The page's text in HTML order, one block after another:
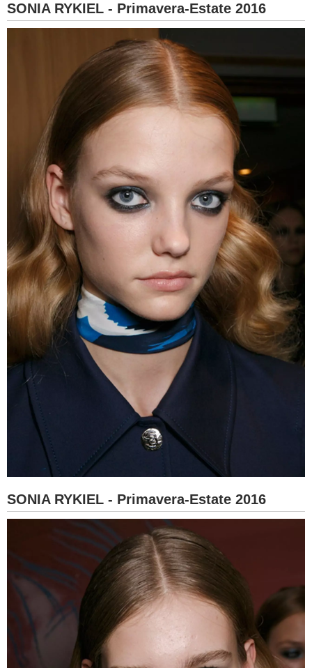
SONIA RYKIEL - Primavera-Estate 2016
SONIA RYKIEL - Primavera-Estate 2016